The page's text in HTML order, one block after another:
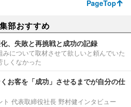
PageTop
部おすすめ
、失敗と再挑戦と成功の記録
みについて取材させて欲しいと頼んでいた
しくなかった
くお客を「成功」させるまでが自分の仕
ト 代表取締役社長 野村健インタビュー